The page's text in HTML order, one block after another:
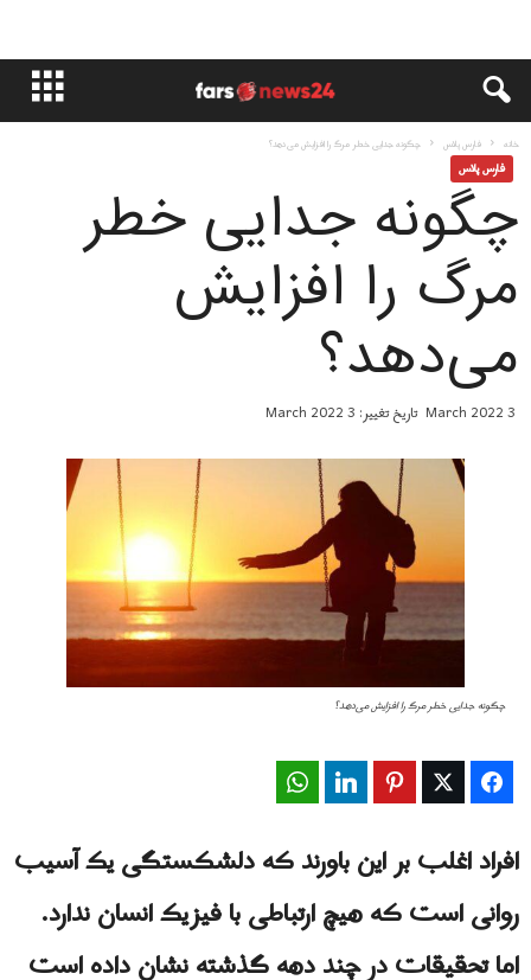
خانه فارس پلاس چگونه جدایی خطر مرگ را افزایش می‌دهد؟
فارس پلاس
چگونه جدایی خطر
مرگ را افزایش
می‌دهد؟
3 March 2022 تاریخ تغییر: 3 March 2022
چگونه جدایی خطر مرگ را افزایش می‌دهد؟
Facebook
Twitter
Pinterest
LinkedIn
افراد اغلب بر این باورند که دلشکستگی یک آسیب
روانی است که هیچ ارتباطی با فیزیک انسان ندارد.
اما تحقیقات در چند دهه گذشته نشان داده است